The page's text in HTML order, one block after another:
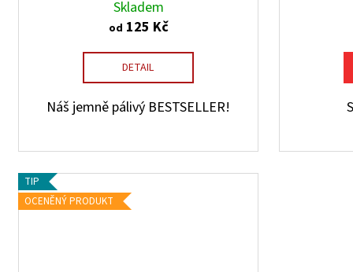
Skladem
od 125 Kč
DETAIL
Náš jemně pálivý BESTSELLER!
TIP
OCENĚNÝ PRODUKT